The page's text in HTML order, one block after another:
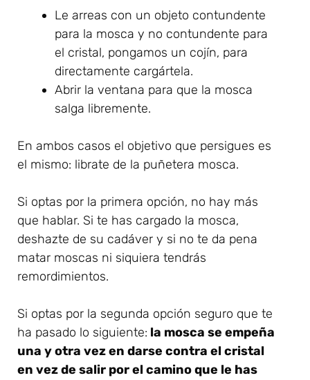
Le arreas con un objeto contundente
para la mosca y no contundente para
el cristal, pongamos un cojín, para
directamente cargártela.
Abrir la ventana para que la mosca
salga libremente.
En ambos casos el objetivo que persigues es
el mismo: librate de la puñetera mosca.
Si optas por la primera opción, no hay más
que hablar. Si te has cargado la mosca,
deshazte de su cadáver y si no te da pena
matar moscas ni siquiera tendrás
remordimientos.
Si optas por la segunda opción seguro que te
ha pasado lo siguiente: la mosca se empeña
una y otra vez en darse contra el cristal
en vez de salir por el camino que le has